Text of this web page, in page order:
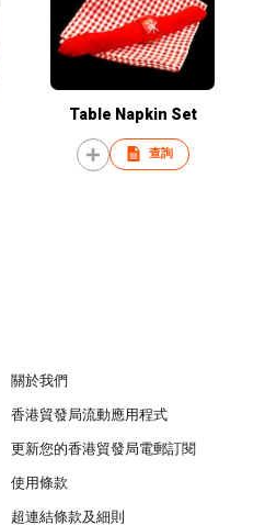
Table Napkin Set
查詢
關於我們
香港貿發局流動應用程式
更新您的香港貿發局電郵訂閱
使用條款
超連結條款及細則